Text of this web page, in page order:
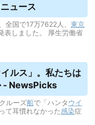
ュース
全国で17万7622人、 東京
表しました。 厚生労働省
ルス 」。私たちは
- NewsPicks
ルーズ船で「ハンタウイ
て耳慣れなかった感染症